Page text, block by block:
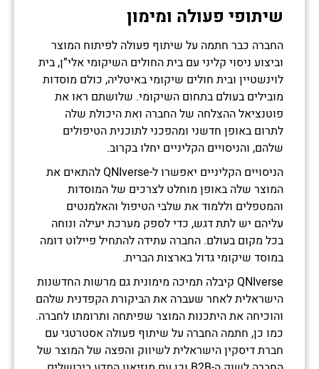
שיתופי פעולה ומימון
החברה כבר חתמה על שיתוף פעולה לפיתוח המוצר
וביצוע ניסוי קליני עם בית החולים השיקומי אלי”ן, בית
לוינשטיין ובית חולים שיקומי באיטליה, כולם מוסדות
מובילים בעולם בתחום השיקומי. שלושתם ראו את
פוטנציאל ההצלחה של החברה ואת היכולת שלה
לתרום באופן חדשני ומהפכני לתוכנית הטיפולים
שלהם, והניסויים הקליניים יחלו בקרוב.
הניסויים הקליניים יאפשרו ל-QNIverse להתאים את
המוצר שלה באופן מוחלט לצרכים של המוסדות
והמטפלים וללמוד את שלבי הטיפול והאלמנטים
עליהם יש לתת דגש, כדי לספק מערכת יעילה ונוחה
בכל מקום בעולם. החברה עתידה להתחיל פיילוט דומה
במוסד שיקומי גדול בארצות הברית.
QNIverse קיבלה תמיכה מימונית גם מרשות החדשנות
הישראלית לאחר שעברה את הביקורת הקפדנית שלהם
והוכיחה את היתכנות המוצר שפיתחה ותרומתו לחברה.
כמו כן, חתמה החברה על שיתוף פעולה אסטרטגי עם
חברת דיסקין הישראלית לשיווק והפצה של המוצר של